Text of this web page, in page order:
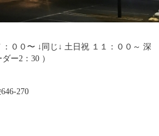
００〜 ↓同じ↓ 土日祝 １１：００～ 深
ー2：30 ）
270